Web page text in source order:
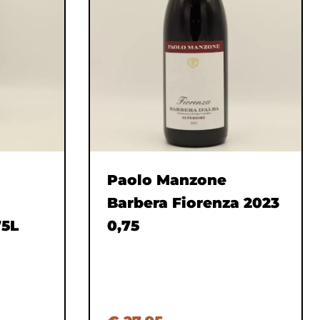
Paolo Manzone
Barbera Fiorenza 2023
0,75